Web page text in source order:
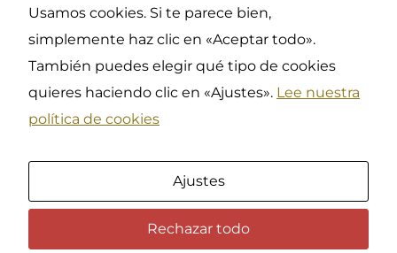
Asociación Profesional de
Artes Marciales y Defensa
Registro Nacional de
Asociaciones del Ministerio
del Interior del Gobierno de
España, en el Grupo 1,
Número Nacional 601314.
Contacta
Horario
De 8 a 16 h. de lunes a
viernes (excepto festivos
Usamos cookies. Si te parece bien,
simplemente haz clic en «Aceptar todo».
También puedes elegir qué tipo de cookies
quieres haciendo clic en «Ajustes». Lee nuestra
política de cookies
Ajustes
Rechazar todo